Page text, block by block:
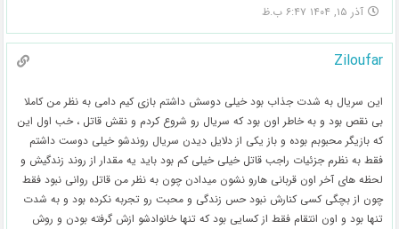
آذر ۱۵, ۱۴۰۴ ۶:۴۷ ب.ظ
Ziloufar
این سریال به شدت جذاب بود خیلی دوسش داشتم بازی کیم دامی به نظر من کاملا
بی نقص بود و به خاطر اون بود که سریال رو شروع کردم و نقش قاتل ، خب اول این
که بازیگر محبوبم بوده و باز یکی از دلایل دیدن سریال روندشو خیلی دوست داشتم
فقط به نظرم جزئیات راجب قاتل خیلی خیلی کم بود باید یه مقدار از روند زندگیش و
لحظه های آخر اون قربانی هارو نشون میدادن چون به نظر من قاتل روانی نبود فقط
چون از بچگی کسی کنارش نبود حس زندگی و محبت رو تجربه نکرده بود و به شدت
تنها بود و اون انتقام فقط از کسایی بود که تنها خانوادشو ازش گرفته بودن و روش